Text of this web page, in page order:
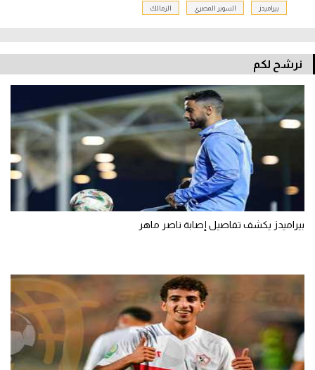
بيراميدز السوبر المصري الزمالك
نرشح لكم
بيراميدز يكشف تفاصيل إصابة ناصر ماهر